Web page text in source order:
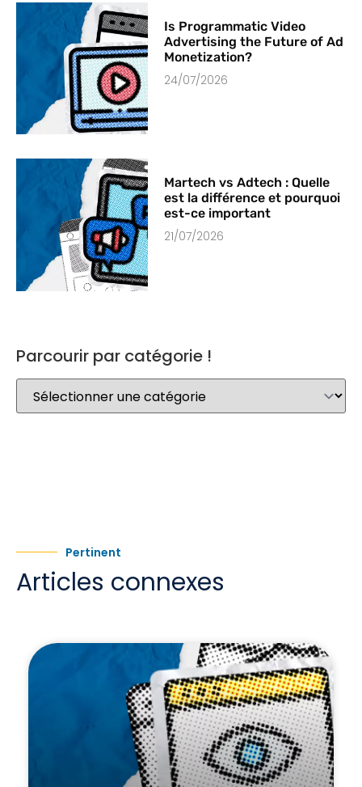
Is Programmatic Video
Advertising the Future of Ad
Monetization?
24/07/2026
Martech vs Adtech : Quelle
est la différence et pourquoi
est-ce important
21/07/2026
Parcourir par catégorie !
Pertinent
Articles connexes